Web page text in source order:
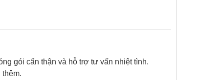
gói cẩn thận và hỗ trợ tư vấn nhiệt tình.